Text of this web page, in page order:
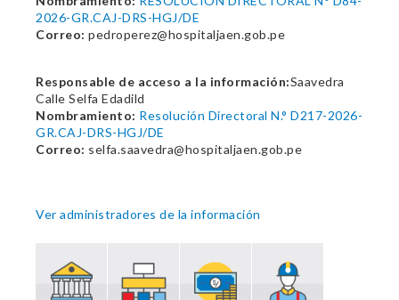
2026-GR.CAJ-DRS-HGJ/DE
Correo: pedroperez@hospitaljaen.gob.pe
Responsable de acceso a la información:Saavedra
Calle Selfa Edadild
Nombramiento: Resolución Directoral N.° D217-2026-
GR.CAJ-DRS-HGJ/DE
Correo: selfa.saavedra@hospitaljaen.gob.pe
Ver administradores de la información